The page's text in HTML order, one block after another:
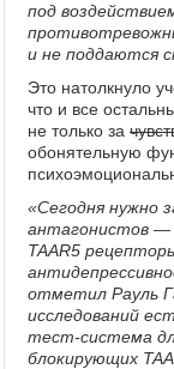
под
и не поддаются
Это натолкнуло
что и все
не только за
обонятельную
«Сегодня нужно
антагонистов —
TAAR5
отметил Рауль
исследований
тест-система
блокирующих